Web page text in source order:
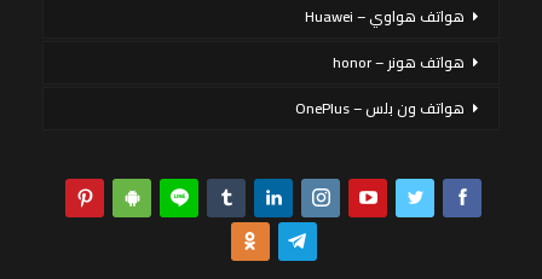
هواتف هواوي – Huawei
هواتف هونر – honor
هواتف ون بلس – OnePlus